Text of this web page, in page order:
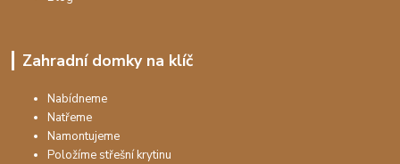
Zahradní domky na klíč
Nabídneme
Natřeme
Namontujeme
Položíme střešní krytinu